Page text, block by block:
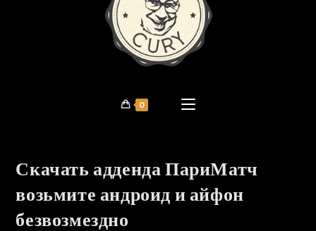
0
Скачать адденда ПариМатч
возьмите андроид и айфон
безвозмездно